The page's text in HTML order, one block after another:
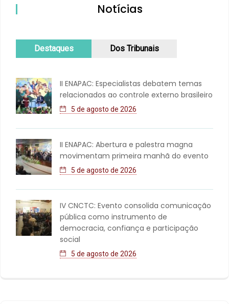
Notícias
Destaques Dos Tribunais
II ENAPAC: Especialistas debatem temas
relacionados ao controle externo brasileiro
5 de agosto de 2026
II ENAPAC: Abertura e palestra magna
movimentam primeira manhã do evento
5 de agosto de 2026
IV CNCTC: Evento consolida comunicação
pública como instrumento de
democracia, confiança e participação
social
5 de agosto de 2026